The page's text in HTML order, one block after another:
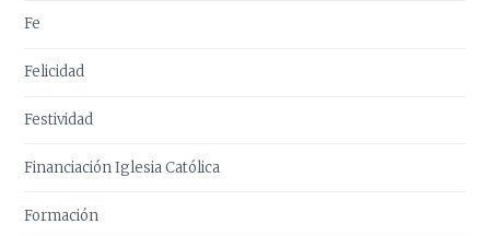
Fe
Felicidad
Festividad
Financiación Iglesia Católica
Formación